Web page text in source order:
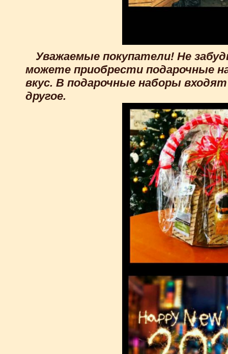
Уважаемые покупатели! Не
можете приобрести подарочные
вкус. В подарочные наборы
другое.